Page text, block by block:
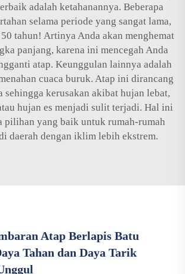
adalah ketahanannya. Beberapa
selama periode yang sangat lama,
tahun! Artinya Anda akan menghemat
panjang, karena ini mencegah Anda
atap. Keunggulan lainnya adalah
cuaca buruk. Atap ini dirancang
sehingga kerusakan akibat hujan lebat,
hujan es menjadi sulit terjadi. Hal ini
pilihan yang baik untuk rumah-rumah
daerah dengan iklim lebih ekstrem.
Atap Berlapis Batu
Tahan dan Daya Tarik